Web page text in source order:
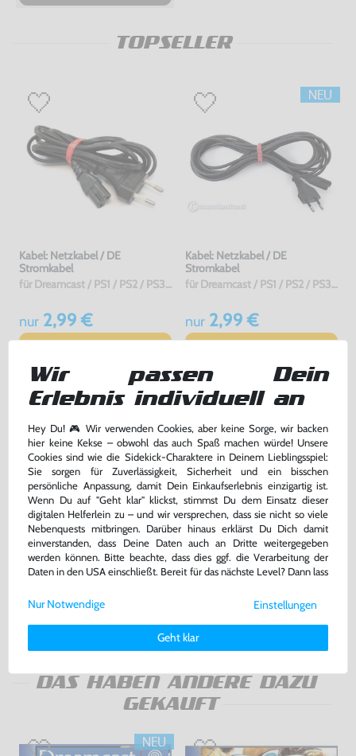
TOPSELLER
Kabel: Netzkabel / DE
Stromkabel
für Dreamcast / PS1 / PS2 / PS3 / PS4 / Saturn / Xbox / 3DO, gebraucht
nur2,99 €
Kabel: Netzkabel / DE
Stromkabel
für Dreamcast / PS1 / PS2 / PS3 / PS4 / Saturn / Xbox / 3DO, ohne OVP, NEU
nur2,99 €
Original Visual Memory Unit /
VMU - Memory Card #weiß
HKT-7000 [Sega]
sehr guter Zustand, gebraucht
nur34,99 €
Kabel: Netzkabel / DE
Stromkabel
5,00 €
DAS HABEN ANDERE DAZU
GEKAUFT
Wir passen Dein
Erlebnis individuell an
Hey Du! 🎮 Wir verwenden Cookies, aber keine Sorge, wir backen
hier keine Kekse – obwohl das auch Spaß machen würde! Unsere
Cookies sind wie die Sidekick-Charaktere in Deinem Lieblingsspiel:
Sie sorgen für Zuverlässigkeit, Sicherheit und ein bisschen
persönliche Anpassung, damit Dein Einkaufserlebnis einzigartig ist.
Wenn Du auf "Geht klar" klickst, stimmst Du dem Einsatz dieser
digitalen Helferlein zu – und wir versprechen, dass sie nicht so viele
Nebenquests mitbringen. Darüber hinaus erklärst Du Dich damit
einverstanden, dass Deine Daten auch an Dritte weitergegeben
werden können. Bitte beachte, dass dies ggf. die Verarbeitung der
Daten in den USA einschließt. Bereit für das nächste Level? Dann lass
Weitere Informationen zu den von uns verwendeten Cookies und
Deinen Rechten als Nutzer findest Du in unsererDaten­schutz­
Impressum.
Einstellungen
Geht klar
Nur Notwendige